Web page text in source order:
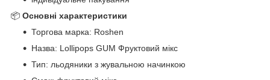
📦 Основні характеристики
Торгова марка: Roshen
Назва: Lollipops GUM Фруктовий мікс
Тип: льодяники з жувальною начинкою